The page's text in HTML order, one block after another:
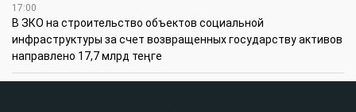
17:00
В ЗКО на строительство объектов социальной
инфраструктуры за счет возвращенных государству активов
направлено 17,7 млрд теңге